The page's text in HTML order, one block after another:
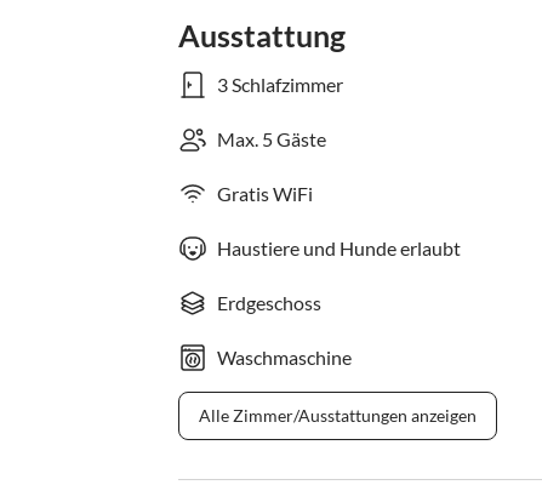
Ausstattung
3 Schlafzimmer
Max. 5 Gäste
Gratis WiFi
Haustiere und Hunde erlaubt
Erdgeschoss
Waschmaschine
Alle Zimmer/Ausstattungen anzeigen